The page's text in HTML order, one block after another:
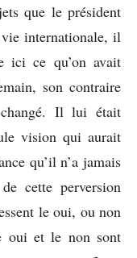
que le président
internationale, il
ici ce qu’on avait
son contraire
changé. Il lui était
vision qui aurait
qu’il n’a jamais
cette perversion
le oui, ou non
oui et le non sont